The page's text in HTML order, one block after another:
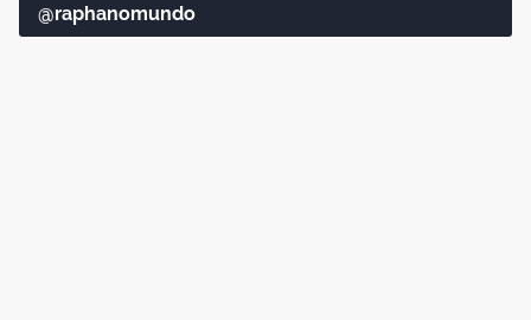
@raphanomundo